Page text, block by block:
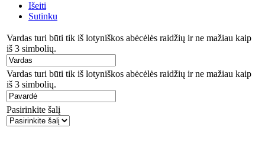
Išeiti
Sutinku
Vardas turi būti tik iš lotyniškos abėcėlės raidžių ir ne mažiau kaip
iš 3 simbolių.
Vardas turi būti tik iš lotyniškos abėcėlės raidžių ir ne mažiau kaip
iš 3 simbolių.
Pasirinkite šalį